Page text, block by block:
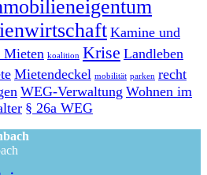
Kamine und
Mieten koalition Krise Landleben
Mietendeckel mobilität parken recht
WEG-Verwaltung Wohnen im
§ 26a WEG